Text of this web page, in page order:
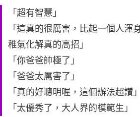
「超有智慧」
「這真的很厲害，比起一個人渾
稚氣化解真的高招」
「你爸爸帥極了」
「爸爸太厲害了」
「真的好聰明喔，這個辦法超讚」
「太優秀了，大人界的模範生」